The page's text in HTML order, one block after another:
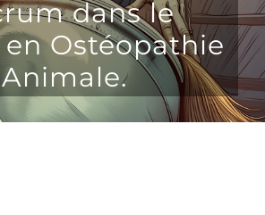
dans le
en Ostéopathie
Animale.